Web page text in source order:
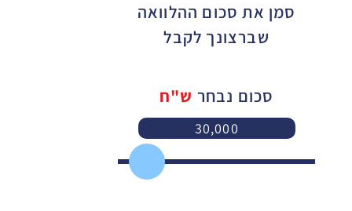
סמן את סכום ההלוואה
שברצונך לקבל
סכום נבחר ש"ח
30,000